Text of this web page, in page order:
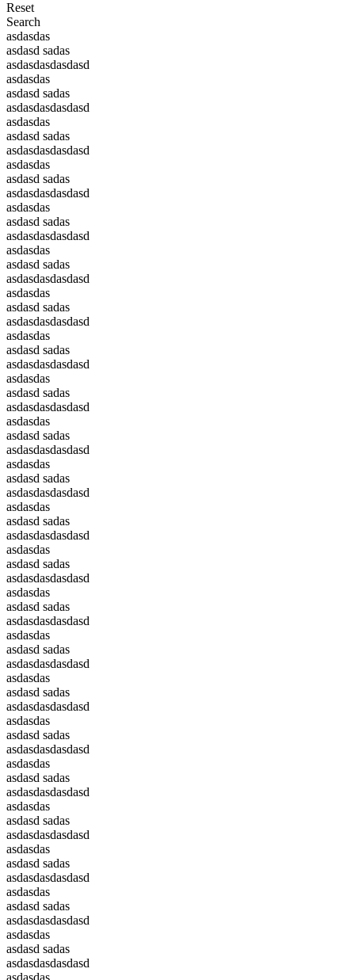
Reset
Search
asdasdas
asdasd sadas
asdasdasdasdasd
asdasdas
asdasd sadas
asdasdasdasdasd
asdasdas
asdasd sadas
asdasdasdasdasd
asdasdas
asdasd sadas
asdasdasdasdasd
asdasdas
asdasd sadas
asdasdasdasdasd
asdasdas
asdasd sadas
asdasdasdasdasd
asdasdas
asdasd sadas
asdasdasdasdasd
asdasdas
asdasd sadas
asdasdasdasdasd
asdasdas
asdasd sadas
asdasdasdasdasd
asdasdas
asdasd sadas
asdasdasdasdasd
asdasdas
asdasd sadas
asdasdasdasdasd
asdasdas
asdasd sadas
asdasdasdasdasd
asdasdas
asdasd sadas
asdasdasdasdasd
asdasdas
asdasd sadas
asdasdasdasdasd
asdasdas
asdasd sadas
asdasdasdasdasd
asdasdas
asdasd sadas
asdasdasdasdasd
asdasdas
asdasd sadas
asdasdasdasdasd
asdasdas
asdasd sadas
asdasdasdasdasd
asdasdas
asdasd sadas
asdasdasdasdasd
asdasdas
asdasd sadas
asdasdasdasdasd
asdasdas
asdasd sadas
asdasdasdasdasd
asdasdas
asdasd sadas
asdasdasdasdasd
asdasdas